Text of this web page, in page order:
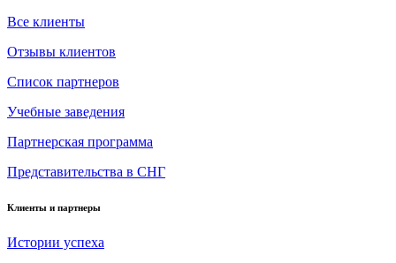
Все клиенты
Отзывы клиентов
Список партнеров
Учебные заведения
Партнерская программа
Представительства в СНГ
Клиенты и партнеры
Истории успеха